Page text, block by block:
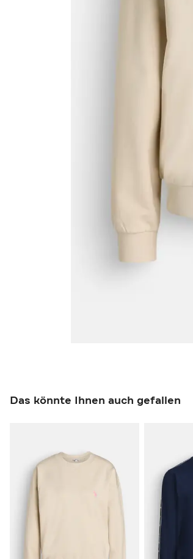
Das könnte Ihnen auch gefallen